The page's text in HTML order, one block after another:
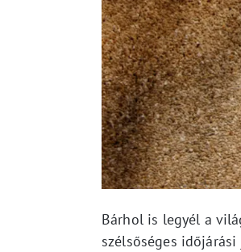
Bárhol is legyél a
szélsőséges